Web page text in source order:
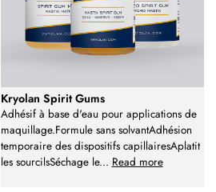
Kryolan Spirit Gums
Adhésif à base d'eau pour applications de
maquillage.Formule sans solvantAdhésion
temporaire des dispositifs capillairesAplatit
les sourcilsSéchage le... Read more